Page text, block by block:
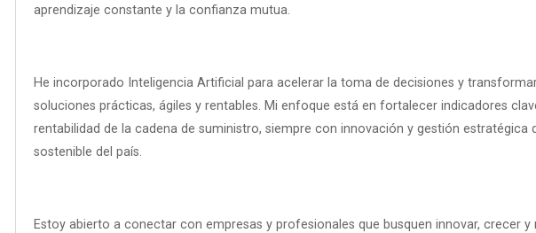
aprendizaje constante y la confianza mutua.
He incorporado Inteligencia Artificial para acelerar la toma de decisiones y
soluciones prácticas, ágiles y rentables. Mi enfoque está en fortalecer indicadores
rentabilidad de la cadena de suministro, siempre con innovación y gestión estratégica
sostenible del país.
Estoy abierto a conectar con empresas y profesionales que busquen innovar, crecer